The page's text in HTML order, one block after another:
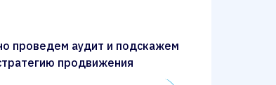
проведем аудит и подскажем
продвижения